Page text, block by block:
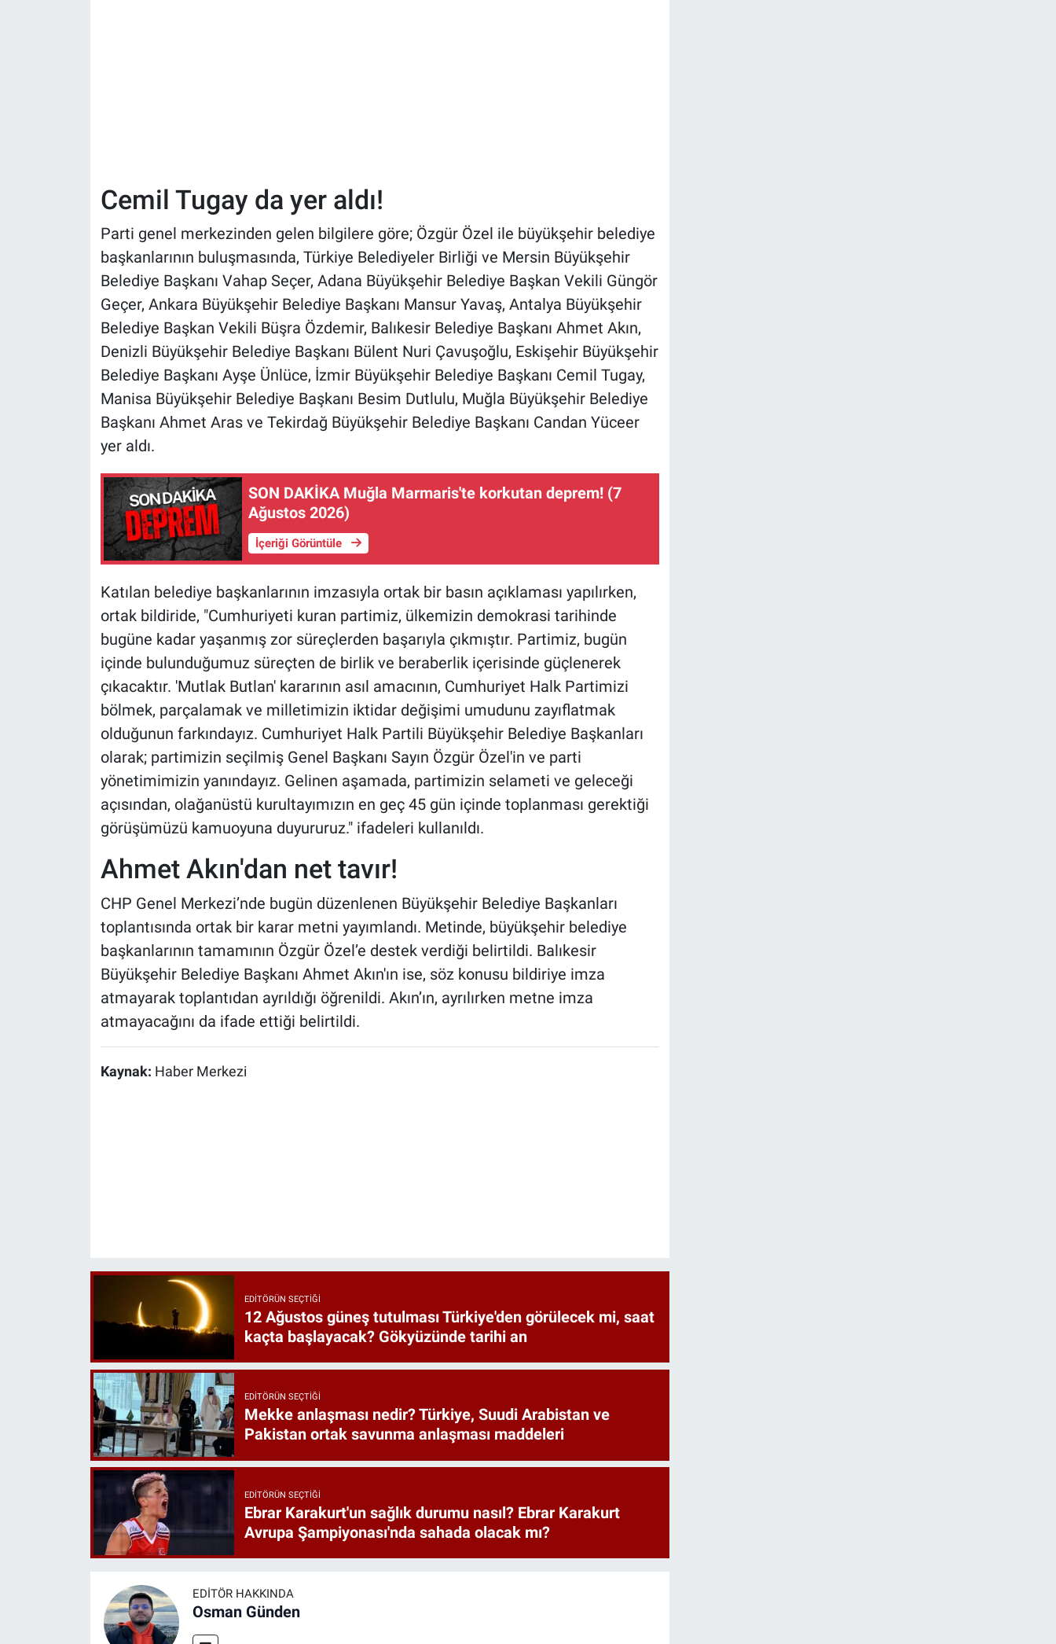
Cemil Tugay da yer aldı!
Parti genel merkezinden gelen bilgilere göre; Özgür Özel ile büyükşehir belediye
başkanlarının buluşmasında, Türkiye Belediyeler Birliği ve Mersin Büyükşehir
Belediye Başkanı Vahap Seçer, Adana Büyükşehir Belediye Başkan Vekili Güngör
Geçer, Ankara Büyükşehir Belediye Başkanı Mansur Yavaş, Antalya Büyükşehir
Belediye Başkan Vekili Büşra Özdemir, Balıkesir Belediye Başkanı Ahmet Akın,
Denizli Büyükşehir Belediye Başkanı Bülent Nuri Çavuşoğlu, Eskişehir Büyükşehir
Belediye Başkanı Ayşe Ünlüce, İzmir Büyükşehir Belediye Başkanı Cemil Tugay,
Manisa Büyükşehir Belediye Başkanı Besim Dutlulu, Muğla Büyükşehir Belediye
Başkanı Ahmet Aras ve Tekirdağ Büyükşehir Belediye Başkanı Candan Yüceer
yer aldı.
SON DAKİKA Muğla Marmaris'te korkutan deprem! (7
Ağustos 2026)
İçeriği Görüntüle
Katılan belediye başkanlarının imzasıyla ortak bir basın açıklaması yapılırken,
ortak bildiride, "Cumhuriyeti kuran partimiz, ülkemizin demokrasi tarihinde
bugüne kadar yaşanmış zor süreçlerden başarıyla çıkmıştır. Partimiz, bugün
içinde bulunduğumuz süreçten de birlik ve beraberlik içerisinde güçlenerek
çıkacaktır. 'Mutlak Butlan' kararının asıl amacının, Cumhuriyet Halk Partimizi
bölmek, parçalamak ve milletimizin iktidar değişimi umudunu zayıflatmak
olduğunun farkındayız. Cumhuriyet Halk Partili Büyükşehir Belediye Başkanları
olarak; partimizin seçilmiş Genel Başkanı Sayın Özgür Özel'in ve parti
yönetimimizin yanındayız. Gelinen aşamada, partimizin selameti ve geleceği
açısından, olağanüstü kurultayımızın en geç 45 gün içinde toplanması gerektiği
görüşümüzü kamuoyuna duyururuz." ifadeleri kullanıldı.
Ahmet Akın'dan net tavır!
CHP Genel Merkezi’nde bugün düzenlenen Büyükşehir Belediye Başkanları
toplantısında ortak bir karar metni yayımlandı. Metinde, büyükşehir belediye
başkanlarının tamamının Özgür Özel’e destek verdiği belirtildi. Balıkesir
Büyükşehir Belediye Başkanı Ahmet Akın'ın ise, söz konusu bildiriye imza
atmayarak toplantıdan ayrıldığı öğrenildi. Akın’ın, ayrılırken metne imza
atmayacağını da ifade ettiği belirtildi.
Kaynak: Haber Merkezi
EDITÖRÜN SEÇTIĞI
12 Ağustos güneş tutulması Türkiye'den görülecek mi, saat
kaçta başlayacak? Gökyüzünde tarihi an
EDITÖRÜN SEÇTIĞI
Mekke anlaşması nedir? Türkiye, Suudi Arabistan ve
Pakistan ortak savunma anlaşması maddeleri
EDITÖRÜN SEÇTIĞI
Ebrar Karakurt'un sağlık durumu nasıl? Ebrar Karakurt
Avrupa Şampiyonası'nda sahada olacak mı?
EDITÖR HAKKINDA
Osman Günden